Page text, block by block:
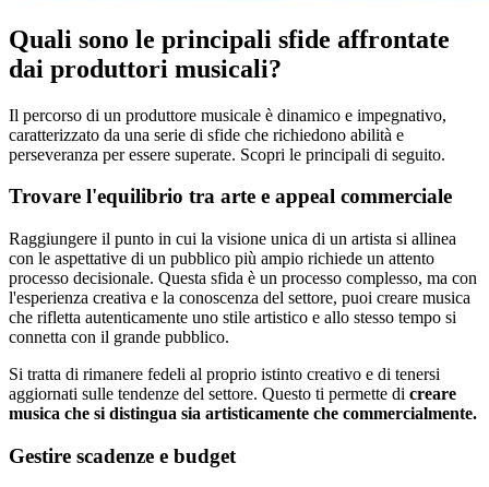
Quali sono le principali sfide affrontate
dai produttori musicali?
Il percorso di un produttore musicale è dinamico e impegnativo,
caratterizzato da una serie di sfide che richiedono abilità e
perseveranza per essere superate. Scopri le principali di seguito.
Trovare l'equilibrio tra arte e appeal commerciale
Raggiungere il punto in cui la visione unica di un artista si allinea
con le aspettative di un pubblico più ampio richiede un attento
processo decisionale. Questa sfida è un processo complesso, ma con
l'esperienza creativa e la conoscenza del settore, puoi creare musica
che rifletta autenticamente uno stile artistico e allo stesso tempo si
connetta con il grande pubblico.
Si tratta di rimanere fedeli al proprio istinto creativo e di tenersi
aggiornati sulle tendenze del settore. Questo ti permette di creare
musica che si distingua sia artisticamente che commercialmente.
Gestire scadenze e budget